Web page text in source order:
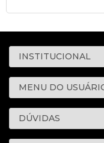
INSTITUCIONAL
MENU DO
DÚVIDAS